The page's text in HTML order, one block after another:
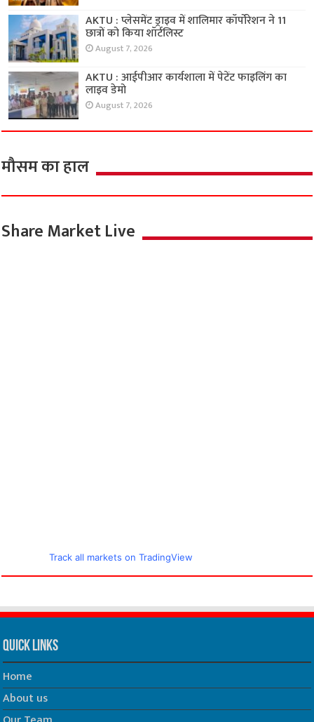
AKTU : प्लेसमेंट ड्राइव में शालिमार कॉर्पोरेशन ने 11
छात्रों को किया शॉर्टलिस्ट
August 7, 2026
AKTU : आईपीआर कार्यशाला में पेटेंट फाइलिंग का
लाइव डेमो
August 7, 2026
मौसम का हाल
Share Market Live
Track all markets on TradingView
Quick Links
Home
About us